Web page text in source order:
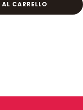
CARRELLO